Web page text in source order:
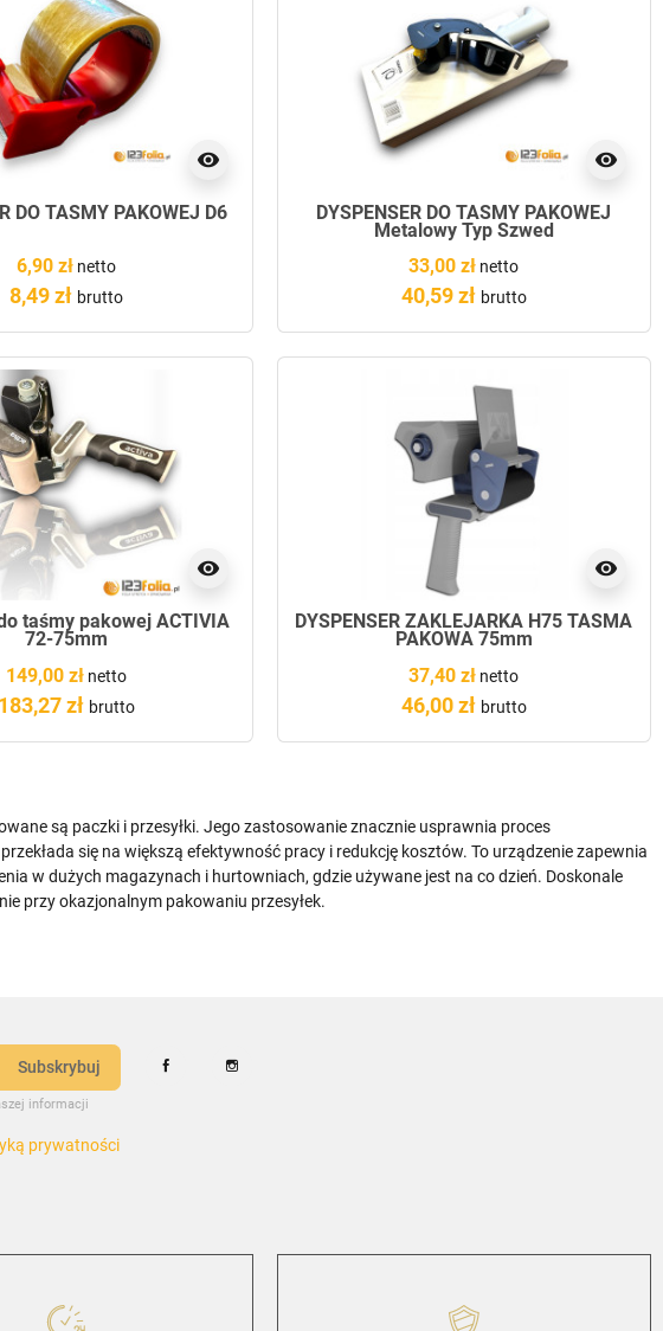
visibility
DO TAŚMY PAKOWEJ D6
6,90 złnetto
8,49 zł brutto
visibility
DYSPENSER DO TAŚMY PAKOWEJ
Metalowy Typ Szwed
33,00 zł netto
40,59 zł brutto
visibility
taśmy pakowej ACTIVIA
72-75mm
149,00 złnetto
183,27 zł brutto
visibility
DYSPENSER ZAKLEJARKA H75 TAŚMA
PAKOWA 75mm
37,40 zł netto
46,00 zł brutto
są paczki i przesyłki. Jego zastosowanie znacznie usprawnia proces
się na większą efektywność pracy i redukcję kosztów. To urządzenie zapewnia
w dużych magazynach i hurtowniach, gdzie używane jest na co dzień. Doskonale
przy okazjonalnym pakowaniu przesyłek.
informacji
prywatności